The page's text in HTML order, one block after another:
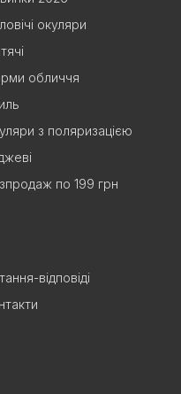
окуляри
обличчя
з поляризацією
по 199 грн
відповіді